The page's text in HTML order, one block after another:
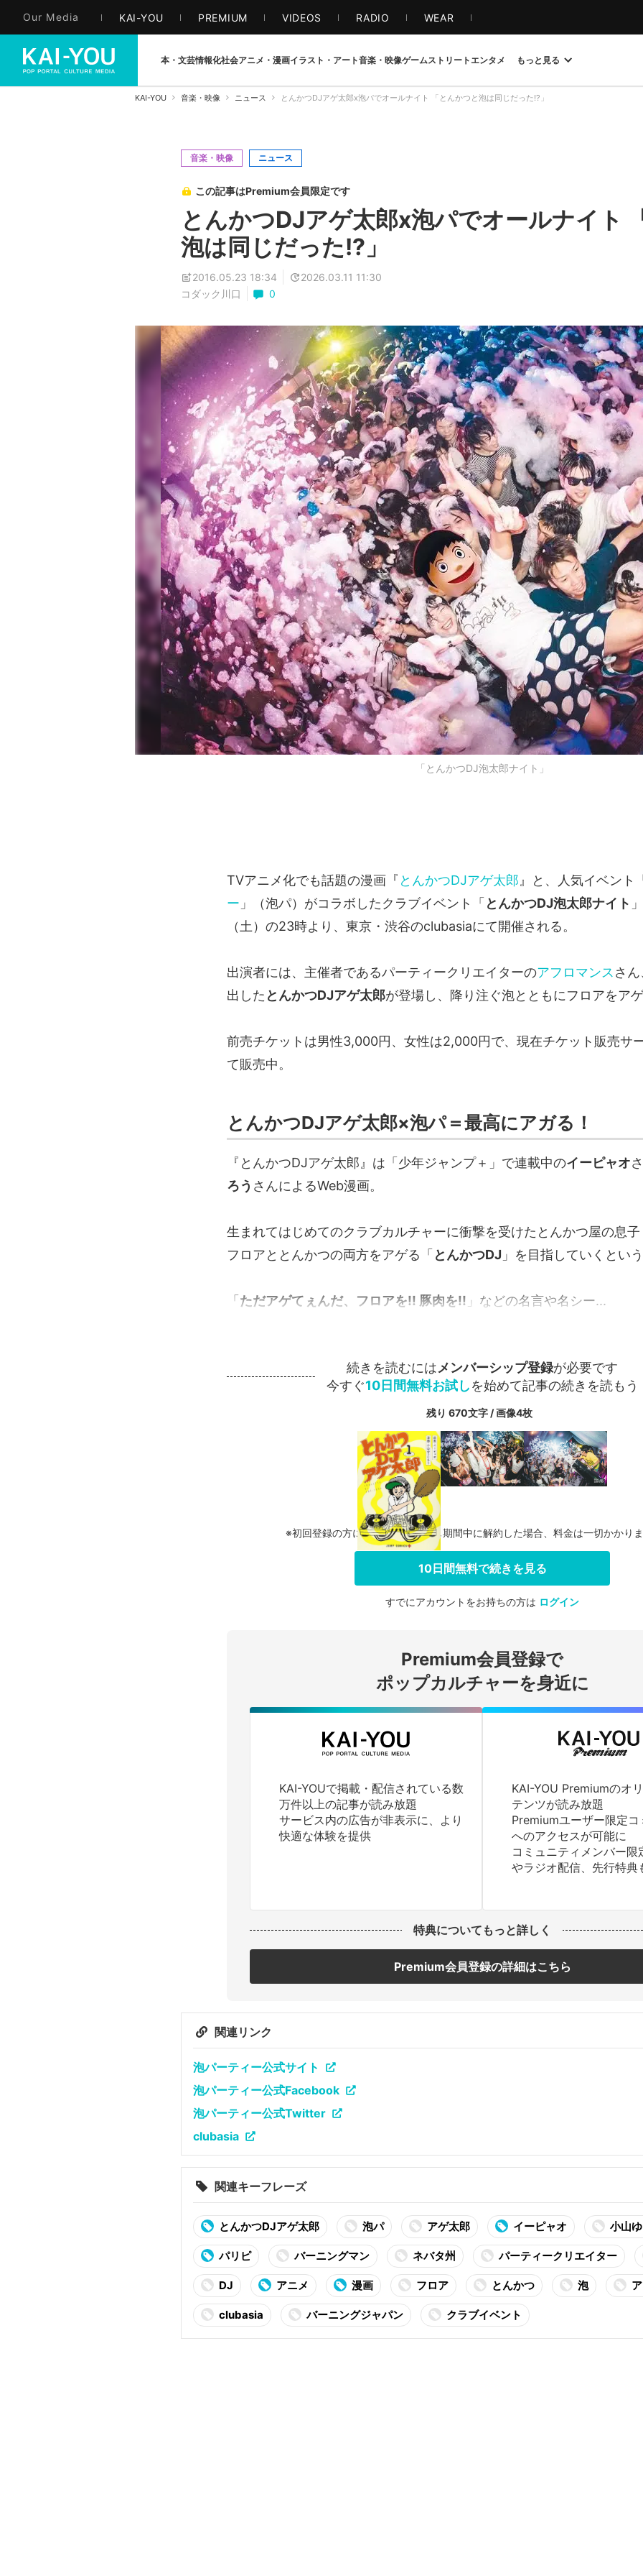
Our Media KAI-YOU PREMIUM VIDEOS RADIO WEAR
本・文芸情報化社会アニメ・漫画イラスト・アート音楽・映像ゲームストリート エンタメ もっと見る
KAI-YOU 音楽・映像 ニュース とんかつDJアゲ太郎x泡パでオールナイト 「とんかつと泡は同じだった!?」
音楽・映像 ニュース
この記事はPremium会員限定です
とんかつDJアゲ太郎x泡パでオールナイト
泡は同じだった!?」
2016.05.23 18:34
2026.03.11 11:30
コダック川口
0
「とんかつDJ泡太郎ナイト」
TVアニメ化でも話題の漫画『 とんかつDJアゲ太郎 』と、人気イベント
ー 」（泡パ）がコラボしたクラブイベント「 とんかつDJ泡太郎ナイト
（土）の23時より、東京・渋谷のclubasiaにて開催される。
出演者には、主催者であるパーティークリエイターのアフロマンス さ
出した とんかつDJアゲ太郎が登場し、降り注ぐ泡とともにフロアをア
前売チケットは男性3,000円、女性は2,000円で、現在チケット販売サ
て販売中。
とんかつDJアゲ太郎×泡パ＝最高にアガる！
『とんかつDJアゲ太郎』は「少年ジャンプ＋」で連載中のイーピャオ
ろう さんによるWeb漫画。
生まれてはじめてのクラブカルチャーに衝撃を受けたとんかつ屋の息
フロアととんかつの両方をアゲる「 とんかつDJ 」を目指していくとい
「 ただアゲてぇんだ、フロアを!! 豚肉を!! 」などの名言や名シー...
続きを読むにはメンバーシップ登録が必要です
今すぐ10日間無料お試しを始めて記事の続きを読もう
残り 670文字 / 画像4枚
ログインする
※初回登録の方に限り、無料お試し期間中に解約した場合、料金は一切かかり
10日間無料で続きを見る
すでにアカウントをお持ちの方は ログイン
Premium会員登録で
ポップカルチャーを身近に
KAI-YOUで掲載・配信されている数
万件以上の記事が読み放題
サービス内の広告が非表示に、より
快適な体験を提供
KAI-YOU Premiumのオ
テンツが読み放題
Premiumユーザー限定コ
へのアクセスが可能に
コミュニティメンバー限
やラジオ配信、先行特典
特典についてもっと詳しく
Premium会員登録の詳細はこちら
関連リンク
泡パーティー公式サイト
泡パーティー公式Facebook
泡パーティー公式Twitter
clubasia
関連キーフレーズ
とんかつDJアゲ太郎 泡パ アゲ太郎 イーピャオ 小山
パリピ バーニングマン ネバタ州 パーティークリエイター
DJ アニメ 漫画 フロア とんかつ 泡
clubasia バーニングジャパン クラブイベント